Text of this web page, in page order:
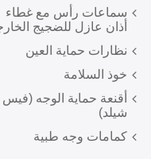
سماعات رأس مع غطاء
أذان عازل للضجيج
نظارات حماية العين
خوذ السلامة
أقنعة حماية الوجه (فيس
شيلد)
كمامات وجه طبية